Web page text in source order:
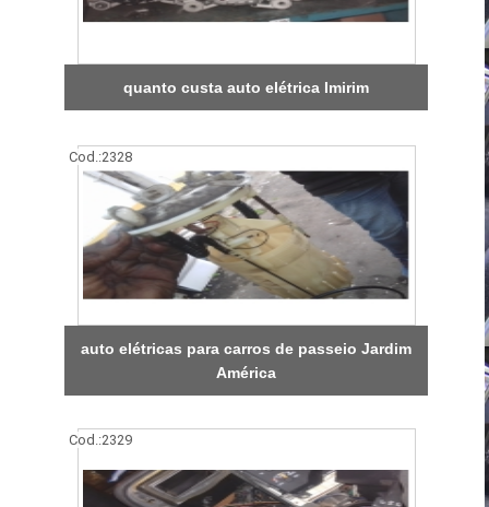
quanto custa auto elétrica Imirim
Cod.:2328
auto elétricas para carros de passeio Jardim
América
Cod.:2329